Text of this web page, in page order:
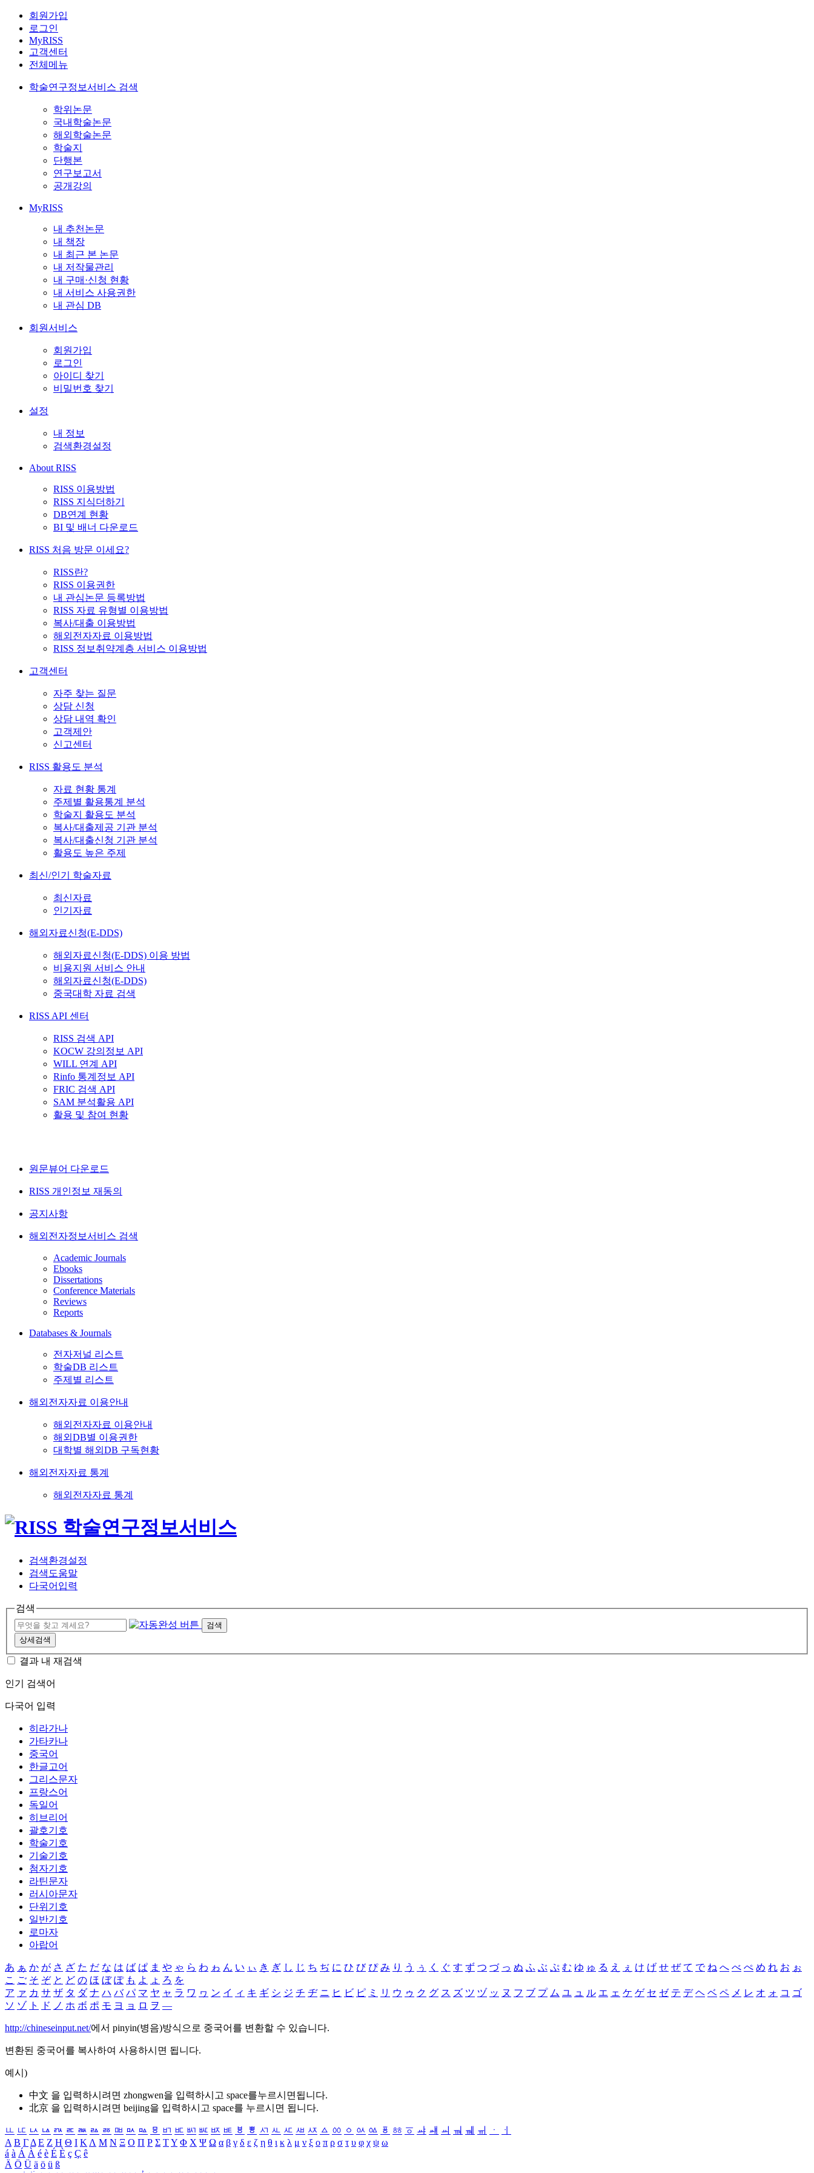
회원가입
로그인
MyRISS
고객센터
전체메뉴
학술연구정보서비스 검색
학위논문
국내학술논문
해외학술논문
학술지
단행본
연구보고서
공개강의
MyRISS
내 추천논문
내 책장
내 최근 본 논문
내 저작물관리
내 구매·신청 현황
내 서비스 사용권한
내 관심 DB
회원서비스
회원가입
로그인
아이디 찾기
비밀번호 찾기
설정
내 정보
검색환경설정
About RISS
RISS 이용방법
RISS 지식더하기
DB연계 현황
BI 및 배너 다운로드
RISS 처음 방문 이세요?
RISS란?
RISS 이용권한
내 관심논문 등록방법
RISS 자료 유형별 이용방법
복사/대출 이용방법
해외전자자료 이용방법
RISS 정보취약계층 서비스 이용방법
고객센터
자주 찾는 질문
상담 신청
상담 내역 확인
고객제안
신고센터
RISS 활용도 분석
자료 현황 통계
주제별 활용통계 분석
학술지 활용도 분석
복사/대출제공 기관 분석
복사/대출신청 기관 분석
활용도 높은 주제
최신/인기 학술자료
최신자료
인기자료
해외자료신청(E-DDS)
해외자료신청(E-DDS) 이용 방법
비용지원 서비스 안내
해외자료신청(E-DDS)
중국대학 자료 검색
RISS API 센터
RISS 검색 API
KOCW 강의정보 API
WILL 연계 API
Rinfo 통계정보 API
FRIC 검색 API
SAM 분석활용 API
활용 및 참여 현황
원문뷰어 다운로드
RISS 개인정보 재동의
공지사항
해외전자정보서비스 검색
Academic Journals
Ebooks
Dissertations
Conference Materials
Reviews
Reports
Databases & Journals
전자저널 리스트
학술DB 리스트
주제별 리스트
해외전자자료 이용안내
해외전자자료 이용안내
해외DB별 이용권한
대학별 해외DB 구독현황
해외전자자료 통계
해외전자자료 통계
검색환경설정
검색도움말
다국어입력
검색
검색
상세검색
결과 내 재검색
인기 검색어
다국어 입력
히라가나
가타카나
중국어
한글고어
그리스문자
프랑스어
독일어
히브리어
괄호기호
학술기호
기술기호
첨자기호
라틴문자
러시아문자
단위기호
일반기호
로마자
아랍어
あ ぁ か が さ ざ た だ な は ば ぱ ま や ゃ ら わ ゎ ん い ぃ き ぎ し じ ち ぢ に ひ び ぴ み り う ぅ く ぐ す ず つ づ っ ぬ ふ ぶ ぷ む ゆ ゅ る え ぇ け げ せ ぜ て で ね へ べ ぺ め れ お ぉ
こ ご そ ぞ と ど の ほ ぼ ぽ も よ ょ ろ を
ア ァ カ サ ザ タ ダ ナ ハ バ パ マ ヤ ャ ラ ワ ヮ ン イ ィ キ ギ シ ジ チ ヂ ニ ヒ ビ ピ ミ リ ウ ゥ ク グ ス ズ ツ ヅ ッ ヌ フ ブ プ ム ユ ュ ル エ ェ ケ ゲ セ ゼ テ デ ヘ ベ ペ メ レ オ ォ コ ゴ
ソ ゾ ト ド ノ ホ ボ ポ モ ヨ ョ ロ ヲ ―
http://chineseinput.net/에서 pinyin(병음)방식으로 중국어를 변환할 수 있습니다.
변환된 중국어를 복사하여 사용하시면 됩니다.
예시)
中文 을 입력하시려면 zhongwen을 입력하시고 space를누르시면됩니다.
北京 을 입력하시려면 beijing을 입력하시고 space를 누르시면 됩니다.
ㅥ ㅦ ㅧ ㅨ ㅩ ㅪ ㅫ ㅬ ㅭ ㅮ ㅯ ㅰ ㅱ ㅲ ㅳ ㅴ ㅵ ㅶ ㅷ ㅸ ㅹ ㅺ ㅻ ㅼ ㅽ ㅾ ㅿ ㆀ ㆁ ㆂ ㆃ ㆄ ㆅ ㆆ ㆇ ㆈ ㆉ ㆊ ㆋ ㆌ ㆍ
ㆎ
Α Β ΓΔ Ε Ζ Η Θ Ι ΚΛ Μ Ν Ξ Ο Π Ρ Σ ΤΥ Φ Χ Ψ Ω α β γ δ ε ζ η θ ι κ λ μ ν ξ ο π ρ σ τ υ φ χ ψ ω
á à Á À é è É È ç Ç ê
Ä Ö Ü ä ö ü ß